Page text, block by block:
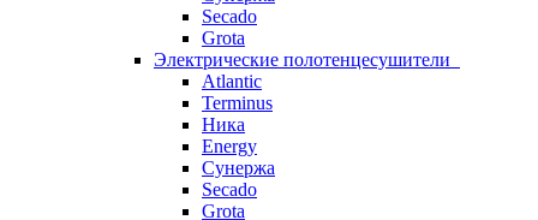
Secado
Grota
Электрические полотенцесушители
Atlantic
Terminus
Ника
Energy
Сунержа
Secado
Grota